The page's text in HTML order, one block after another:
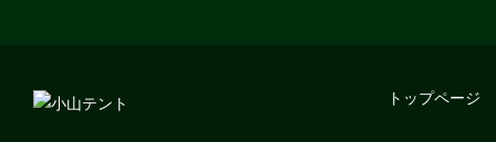
トップページ